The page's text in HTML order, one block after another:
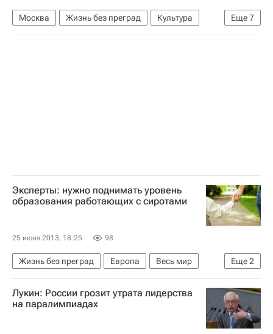
Еще7
Москва Жизнь без преград
Культура
Европа
Центральный ФО
Весь мир
Эксперты: нужно поднимать уровень
образования работающих с сиротами
25 июня 2013, 18:25 98
Еще2
Жизнь без преград Европа
Весь мир
Детские вопросы
Россия
Лукин: России грозит утрата лидерства
на паралимпиадах